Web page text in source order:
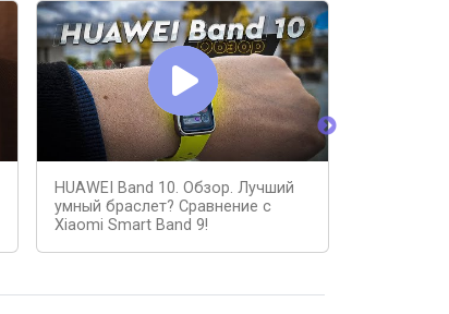
HUAWEI Band 10. Обзор. Лучший
умный браслет? Сравнение с
Xiaomi Smart Band 9!